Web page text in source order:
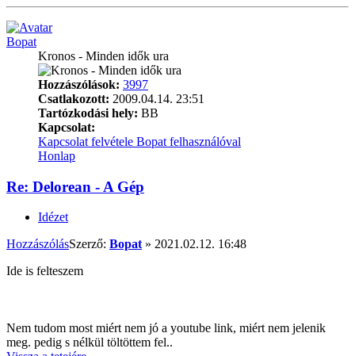
Bopat
Kronos - Minden idők ura
Hozzászólások: 3997
Csatlakozott: 2009.04.14. 23:51
Tartózkodási hely: BB
Kapcsolat:
Kapcsolat felvétele Bopat felhasználóval
Honlap
Re: Delorean - A Gép
Idézet
HozzászólásSzerző: Bopat » 2021.02.12. 16:48
Ide is felteszem
Nem tudom most miért nem jó a youtube link, miért nem jelenik
meg. pedig s nélkül töltöttem fel..